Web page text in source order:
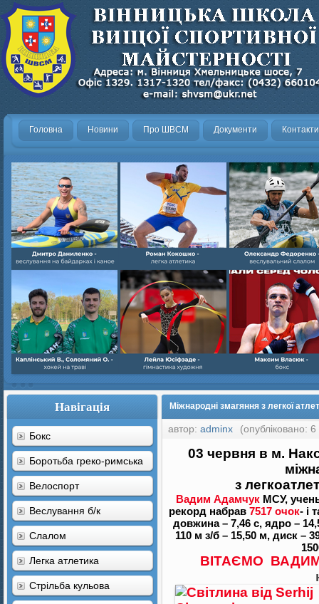
Головна Новини Про ШВСМ Документи Контакти
Навігація
Бокс
Боротьба греко-римська
Велоспорт
Веслування б/к
Cлалом
Легка атлетика
Стрільба кульова
Міжнародні змагяння з легкої
автор: adminx (опубліковано:
03 червня в м.
з
Вадим Адамчук МСУ,
рекорд набрав 7517 очок- і
довжина – 7,46 с, ядро –
110 м з/б – 15,50 м, диск –
ВІТАЄМО